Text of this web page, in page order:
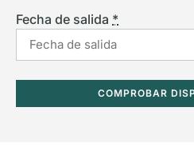
Fecha de salida *